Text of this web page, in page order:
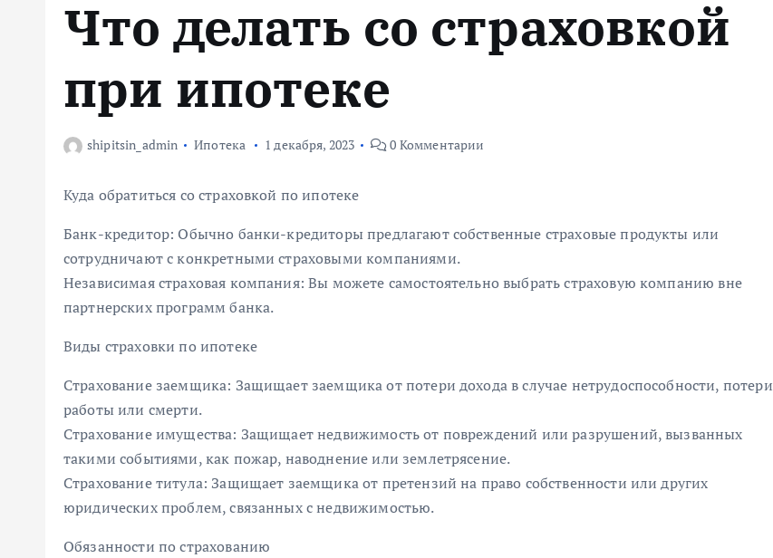
Что делать со страховкой
при ипотеке
shipitsin_admin Ипотека 1 декабря, 2023 0 Комментарии
Куда обратиться со страховкой по ипотеке
Банк-кредитор: Обычно банки-кредиторы предлагают собственные страховые продукты или
сотрудничают с конкретными страховыми компаниями.
Независимая страховая компания: Вы можете самостоятельно выбрать страховую компанию вне
партнерских программ банка.
Виды страховки по ипотеке
Страхование заемщика: Защищает заемщика от потери дохода в случае нетрудоспособности, потери
работы или смерти.
Страхование имущества: Защищает недвижимость от повреждений или разрушений, вызванных
такими событиями, как пожар, наводнение или землетрясение.
Страхование титула: Защищает заемщика от претензий на право собственности или других
юридических проблем, связанных с недвижимостью.
Обязанности по страхованию